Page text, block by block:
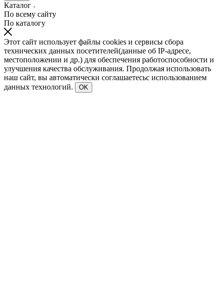
Каталог
По всему сайту
По каталогу
Этот сайт использует файлы cookies и сервисы сбора
технических данных посетителей(данные об IP-адресе,
местоположении и др.) для обеспечения работоспособности и
улучшения качества обслуживания. Продолжая использовать
наш сайт, вы автоматически соглашаетесьс использованием
данных технологий.
OK